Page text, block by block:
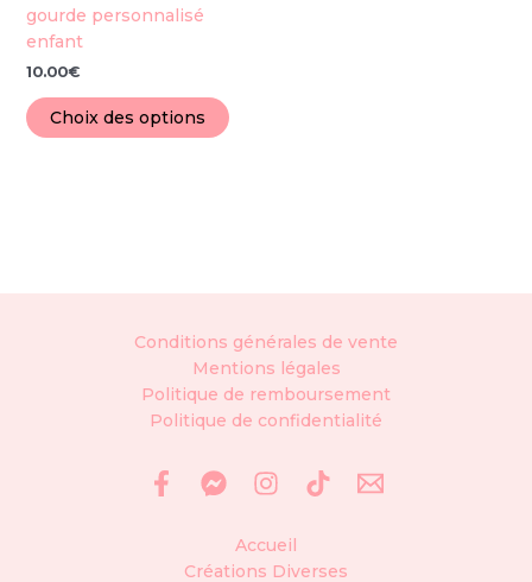
gourde personnalisé
enfant
10.00€
Choix des options
produit
Conditions générales de vente
Mentions légales
Politique de remboursement
Politique de confidentialité
Accueil
Créations Diverses